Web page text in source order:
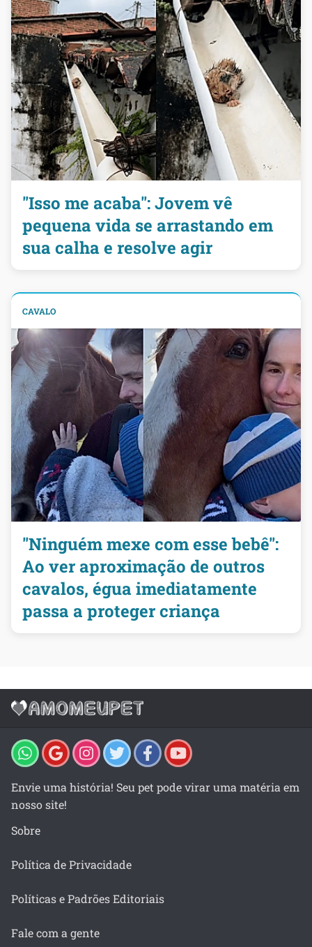
"Isso me acaba": Jovem vê
pequena vida se arrastando em
sua calha e resolve agir
CAVALO
"Ninguém mexe com esse bebê":
Ao ver aproximação de outros
cavalos, égua imediatamente
passa a proteger criança
Envie uma história! Seu pet pode virar uma matéria em
nosso site!
Sobre
Política de Privacidade
Políticas e Padrões Editoriais
Fale com a gente